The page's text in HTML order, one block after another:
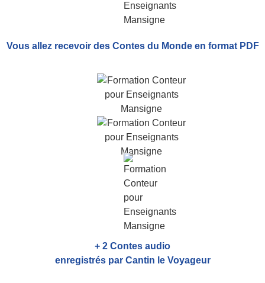
Vous allez recevoir des Contes du Monde en format PDF
+ 2 Contes audio
enregistrés par Cantin le Voyageur